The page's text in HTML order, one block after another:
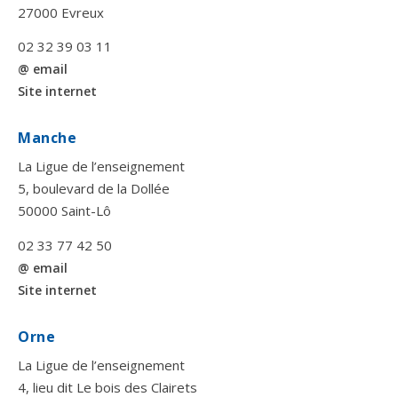
27000 Evreux
02 32 39 03 11
@ email
Site internet
Manche
La Ligue de l’enseignement
5, boulevard de la Dollée
50000 Saint-Lô
02 33 77 42 50
@ email
Site internet
Orne
La Ligue de l’enseignement
4, lieu dit Le bois des Clairets